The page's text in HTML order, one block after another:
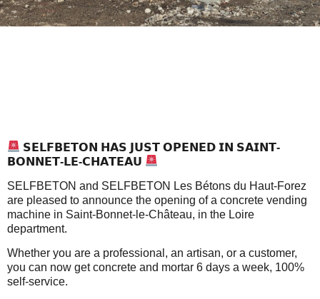
𝗦𝗘𝗟𝗙𝗕𝗘𝗧𝗢𝗡 𝗛𝗔𝗦 𝗝𝗨𝗦𝗧 𝗢𝗣𝗘𝗡𝗘𝗗 𝗜𝗡 𝗦𝗔𝗜𝗡𝗧-
𝗕𝗢𝗡𝗡𝗘𝗧-𝗟𝗘-𝗖𝗛𝗔𝗧𝗘𝗔𝗨
SELFBETON and SELFBETON Les Bétons du Haut-Forez
are pleased to announce the opening of a concrete vending
machine in Saint-Bonnet-le-Château, in the Loire
department.
Whether you are a professional, an artisan, or a customer,
you can now get concrete and mortar 6 days a week, 100%
self-service.